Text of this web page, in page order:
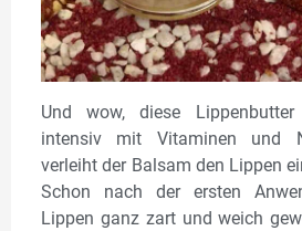
Und wow, diese
intensiv mit Vitaminen und
verleiht der Balsam den Lippen
Schon nach der ersten
Lippen ganz zart und weich